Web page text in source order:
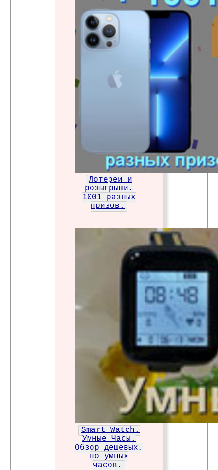
Лотереи и
розыгрыши.
1001 разных
призов.
Smart Watch.
Умные Часы.
Обзор дешевых,
но умных
часов.